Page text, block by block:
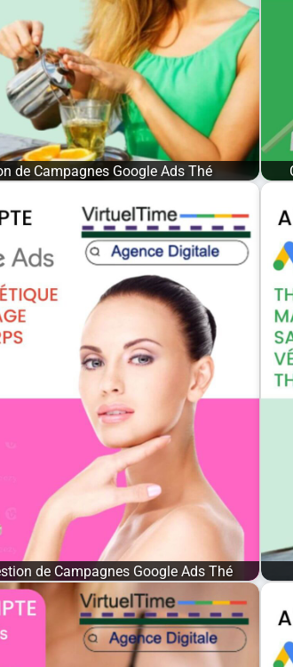
de Campagnes Google Ads Thé
de Campagnes Google Ads Thé